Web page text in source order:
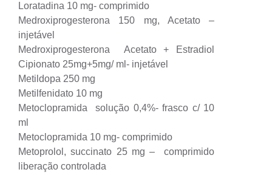
Loratadina 10 mg- comprimido
Medroxiprogesterona 150 mg, Acetato –
injetável
Medroxiprogesterona Acetato + Estradiol
Cipionato 25mg+5mg/ ml- injetável
Metildopa 250 mg
Metilfenidato 10 mg
Metoclopramida solução 0,4%- frasco c/ 10
ml
Metoclopramida 10 mg- comprimido
Metoprolol, succinato 25 mg – comprimido
liberação controlada